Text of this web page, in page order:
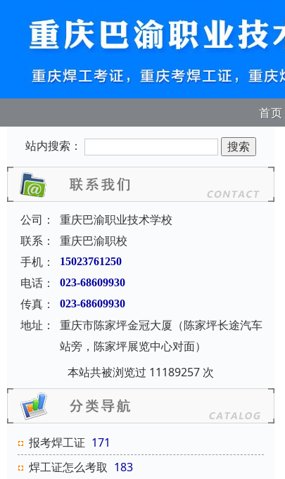
首页
站内搜索：
公司：
重庆巴渝职业技术学校
联系：
重庆巴渝职校
手机：
15023761250
电话： 023-68609930
传真： 023-68609930
地址：
重庆市陈家坪金冠大厦（陈家坪长途汽车
站旁，陈家坪展览中心对面）
本站共被浏览过 11189257 次
报考焊工证 171
焊工证怎么考取 183